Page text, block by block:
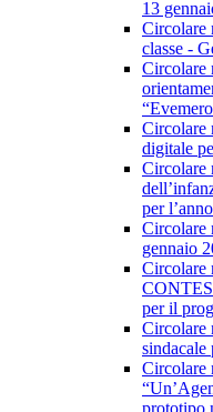
13
Circolare
classe -
Circolare
Circolare
digitale
Circolare
per
Circolare
gennaio
Circolare
per il
Circolare
sindacale
Circolare